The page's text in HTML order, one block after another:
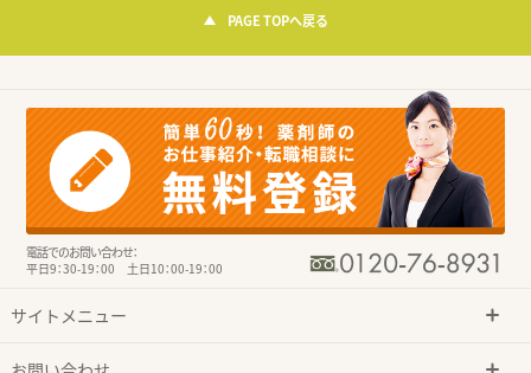
PAGE TOPへ戻る
電話でのお問い合わせ：
平日9：30-19：00 土日10：00-19：00
サイトメニュー